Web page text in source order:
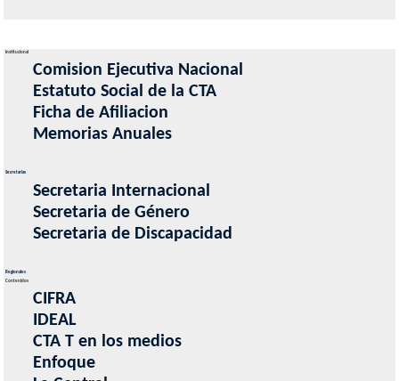
Institucional
Comision Ejecutiva Nacional
Estatuto Social de la CTA
Ficha de Afiliacion
Memorias Anuales
Secretarias
Secretaria Internacional
Secretaria de Género
Secretaria de Discapacidad
Regionales
Contenidos
CIFRA
IDEAL
CTA T en los medios
Enfoque